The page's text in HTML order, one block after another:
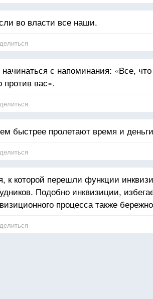
во власти все наши.
с напоминания: «Все,
против вас».
быстрее пролетают время и
к которой перешли функции
Подобно инквизиции,
процесса также